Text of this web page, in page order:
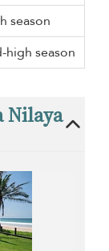
season
high season
Nilaya